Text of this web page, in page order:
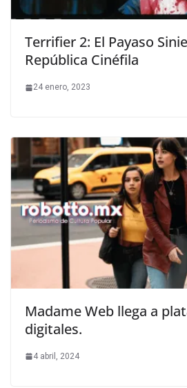
Terrifier 2: El Payaso
República Cinéfila
24 enero, 2023
Madame Web llega a
digitales.
4 abril, 2024